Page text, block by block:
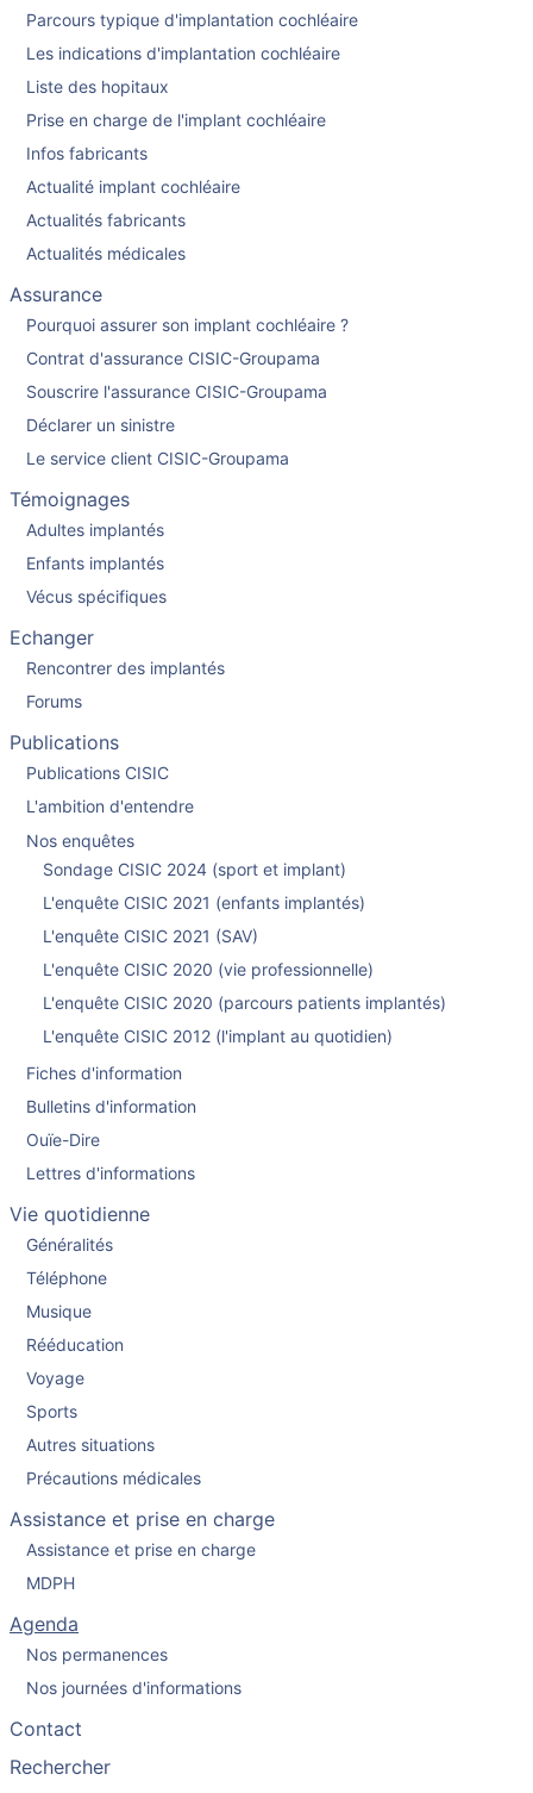
Parcours typique d'implantation cochléaire
Les indications d'implantation cochléaire
Liste des hopitaux
Prise en charge de l'implant cochléaire
Infos fabricants
Actualité implant cochléaire
Actualités fabricants
Actualités médicales
Assurance
Pourquoi assurer son implant cochléaire ?
Contrat d'assurance CISIC-Groupama
Souscrire l'assurance CISIC-Groupama
Déclarer un sinistre
Le service client CISIC-Groupama
Témoignages
Adultes implantés
Enfants implantés
Vécus spécifiques
Echanger
Rencontrer des implantés
Forums
Publications
Publications CISIC
L'ambition d'entendre
Nos enquêtes
Sondage CISIC 2024 (sport et implant)
L'enquête CISIC 2021 (enfants implantés)
L'enquête CISIC 2021 (SAV)
L'enquête CISIC 2020 (vie professionnelle)
L'enquête CISIC 2020 (parcours patients implantés)
L'enquête CISIC 2012 (l'implant au quotidien)
Fiches d'information
Bulletins d'information
Ouïe-Dire
Lettres d'informations
Vie quotidienne
Généralités
Téléphone
Musique
Rééducation
Voyage
Sports
Autres situations
Précautions médicales
Assistance et prise en charge
Assistance et prise en charge
MDPH
Agenda
Nos permanences
Nos journées d'informations
Contact
Rechercher